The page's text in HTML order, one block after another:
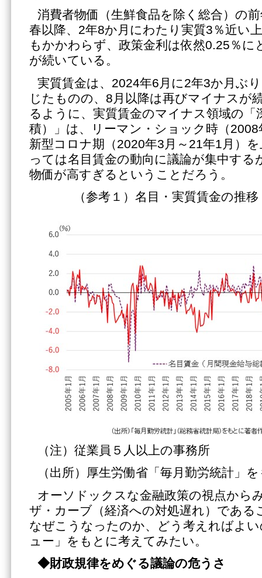
消費者物価（生鮮食品を除く総合）の
春以降、2年8か月にわたり実質3％近い
もかかわらず、政策金利は依然0.25％に
が続いている。
実質賃金は、2024年6月に2年3か月ぶ
じたものの、8月以降は再びマイナスが
るように、実質賃金のマイナス領域の「
積）」は、リーマン・ショック時（
新型コロナ期（2020年3月～21年1月）
っては名目賃金の動向に議論が集中する
物価が高すぎるということだろう。
（参考１）名目・実質賃金の推
（注）従業員５人以上の事務所
（出所）厚生労働省「毎月勤労統計」
オーソドックスな金融政策の視点から
ザ・カーブ（経済への対処遅れ）である
なぜこうなったのか、どう考えればよ
ュー」をもとに考えてみたい。
◆財政規律をめぐる議論の危うさ